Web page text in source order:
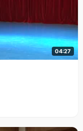
04:27